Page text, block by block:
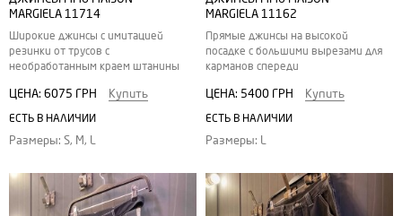
MARGIELA 11714
Широкие джинсы с имитацией
резинки от трусов с
необработанным краем штанины
ЦЕНА: 6075 ГРН Купить
ЕСТЬ В НАЛИЧИИ
Размеры: S, M, L
MARGIELA 11162
Прямые джинсы на высокой
посадке с большими вырезами для
карманов спереди
ЦЕНА: 5400 ГРН Купить
ЕСТЬ В НАЛИЧИИ
Размеры: L